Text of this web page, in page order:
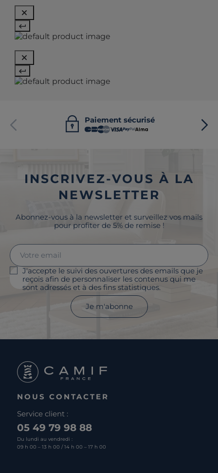
Paiement sécurisé
INSCRIVEZ-VOUS À LA
NEWSLETTER
Abonnez-vous à la newsletter et surveillez vos mails
pour profiter de 5% de remise !
J'accepte le suivi des ouvertures des emails que je
reçois afin de personnaliser les contenus qui me
sont adressés et à des fins statistiques.
Je m'abonne
NOUS CONTACTER
Service client :
05 49 79 98 88
Du lundi au vendredi :
09 h 00 – 13 h 00 / 14 h 00 – 17 h 00